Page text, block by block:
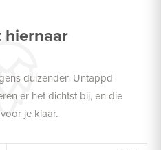
hiernaar
duizenden Untappd-
er het dichtst bij, en die
je klaar.